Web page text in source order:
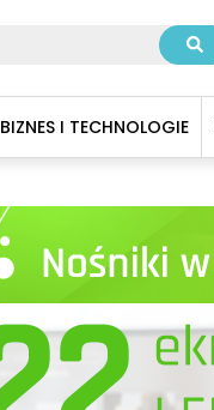
BIZNES I TECHNOLOGIE